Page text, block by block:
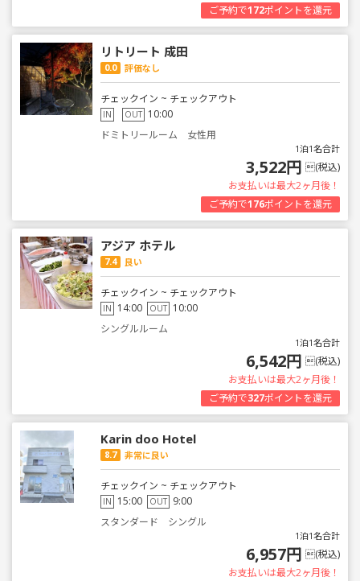
ご予約で172ポイントを還元
リトリート 成田
0.0 評価なし
チェックイン ~ チェックアウト
IN OUT 10:00
ドミトリールーム 女性用
1泊1名合計
3,522円 (税込)
お支払いは最大2ヶ月後！
ご予約で176ポイントを還元
アジア ホテル
7.4 良い
チェックイン ~ チェックアウト
IN 14:00 OUT 10:00
シングルルーム
1泊1名合計
6,542円 (税込)
お支払いは最大2ヶ月後！
ご予約で327ポイントを還元
Karin doo Hotel
8.7 非常に良い
チェックイン ~ チェックアウト
IN 15:00 OUT 9:00
スタンダード シングル
1泊1名合計
6,957円 (税込)
お支払いは最大2ヶ月後！